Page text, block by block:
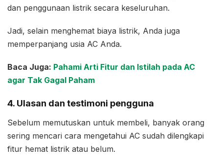
dan penggunaan listrik secara keseluruhan.
Jadi, selain menghemat biaya listrik, Anda juga
memperpanjang usia AC Anda.
Baca Juga: Pahami Arti Fitur dan Istilah pada AC
agar Tak Gagal Paham
4. Ulasan dan testimoni pengguna
Sebelum memutuskan untuk membeli, banyak orang
sering mencari cara mengetahui AC sudah dilengkapi
fitur hemat listrik atau belum.